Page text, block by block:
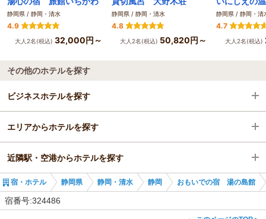
静岡県 / 静岡・清水
4.9
大人2名(税込) 32,000円～
静岡県 / 静岡・清水
4.8
大人2名(税込) 50,820円～
静岡県 / 静岡・清
4.7
大人2名(税込)
その他のホテルを探す
ビジネスホテルを探す
静岡県
静岡・清水
静岡
エリアからホテルを探す
静岡県
静岡・清水
近隣駅・空港からホテルを探す
身延駅
宿・ホテル 静岡県 静岡・清水 静岡 おもいでの宿 湯の島館
宿番号:324486